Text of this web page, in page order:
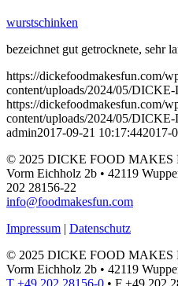
wurstschinken
bezeichnet gut getrocknete, sehr
https://dickefoodmakesfun.com/
content/uploads/2024/05/
https://dickefoodmakesfun.com/
content/uploads/2024/05/
admin2017-09-21 10:17:442017-
© 2025 DICKE FOOD MAKES
Vorm Eichholz 2b • 42119
202 28156-22
info@foodmakesfun.com
Impressum | Datenschutz
© 2025 DICKE FOOD MAKES
Vorm Eichholz 2b • 42119
T +49 202 28156-0 • F +49 202